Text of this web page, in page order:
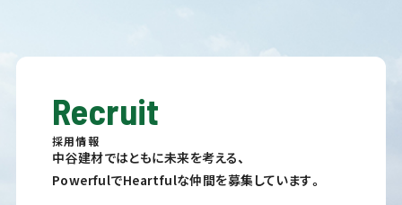
Recruit
採用情報
中谷建材ではともに未来を考える、
PowerfulでHeartfulな仲間を募集しています。